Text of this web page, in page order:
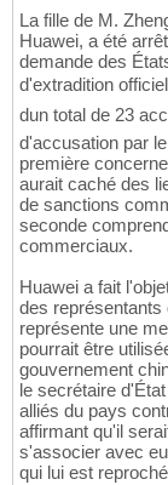
La fille de M.
Huawei, a été
demande des
d'extradition
dun total de 23
d'accusation par
première
aurait caché des
de sanctions
seconde
commerciaux.
Huawei a fait
des représentants
représente une
pourrait être
gouvernement
le secrétaire
alliés du pays
affirmant qu'il
s'associer avec
qui lui est